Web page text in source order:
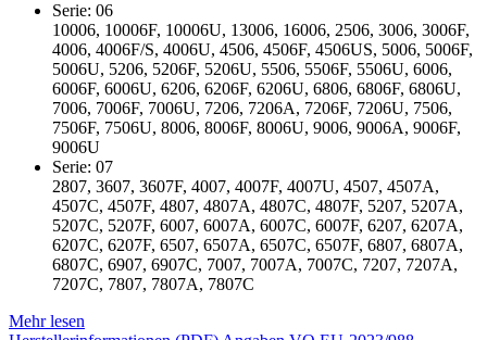
Serie: 06
10006, 10006F, 10006U, 13006, 16006, 2506, 3006, 3006F,
4006, 4006F/S, 4006U, 4506, 4506F, 4506US, 5006, 5006F,
5006U, 5206, 5206F, 5206U, 5506, 5506F, 5506U, 6006,
6006F, 6006U, 6206, 6206F, 6206U, 6806, 6806F, 6806U,
7006, 7006F, 7006U, 7206, 7206A, 7206F, 7206U, 7506,
7506F, 7506U, 8006, 8006F, 8006U, 9006, 9006A, 9006F,
9006U
Serie: 07
2807, 3607, 3607F, 4007, 4007F, 4007U, 4507, 4507A,
4507C, 4507F, 4807, 4807A, 4807C, 4807F, 5207, 5207A,
5207C, 5207F, 6007, 6007A, 6007C, 6007F, 6207, 6207A,
6207C, 6207F, 6507, 6507A, 6507C, 6507F, 6807, 6807A,
6807C, 6907, 6907C, 7007, 7007A, 7007C, 7207, 7207A,
7207C, 7807, 7807A, 7807C
Mehr lesen